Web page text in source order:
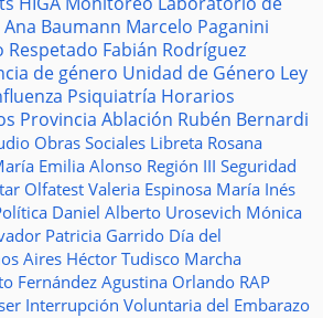
Ana Baumann Marcelo Paganini
Respetado Fabián Rodríguez
de género Unidad de Género Ley
Psiquiatría Horarios
Provincia Ablación Rubén Bernardi
Obras Sociales Libreta Rosana
Emilia Alonso Región III Seguridad
Olfatest Valeria Espinosa María Inés
Daniel Alberto Urosevich Mónica
Patricia Garrido Día del
Aires Héctor Tudisco Marcha
Fernández Agustina Orlando RAP
Interrupción Voluntaria del Embarazo